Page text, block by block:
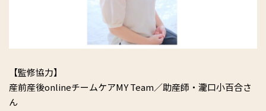
【監修協力】
産前産後onlineチームケアMY Team／助産師・瀧口小百合さ
ん